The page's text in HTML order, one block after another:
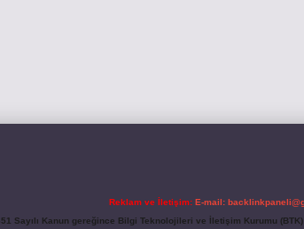
Reklam ve İletişim: E-mail:
Sayılı Kanun gereğince Bilgi Teknolojileri ve İletişim Kurumu